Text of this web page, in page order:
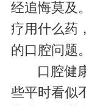
经追悔莫及
疗用什么药
的口腔问题。
口腔健
些平时看似